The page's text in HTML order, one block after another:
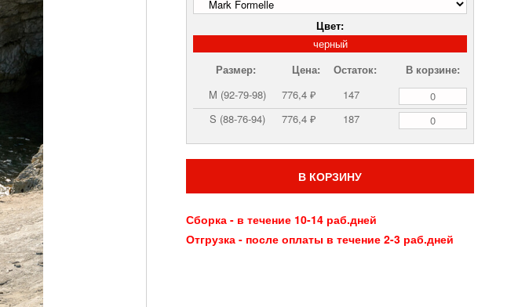
Цвет:
черный
Размер:
Цена: Остаток:
В корзине:
M (92-79-98)
776,4 ₽
147
S (88-76-94)
776,4 ₽ 187
В КОРЗИНУ
Сборка - в течение 10-14 раб.дней
Отгрузка - после оплаты в течение 2-3 раб.дней